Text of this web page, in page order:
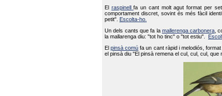
El raspinellfa un cant molt agut format per
comportament discret, sovint és més fàcil
petit".
Escolta-ho.
Un dels cants que fa la mallerenga carbonera ,
la mallarenga diu: "tot ho tinc" o "tot estiu".
Elpinsà comú fa un cant ràpid i melodiós,
el pinsà diu "El pinsà remena el cul, cul, cul,